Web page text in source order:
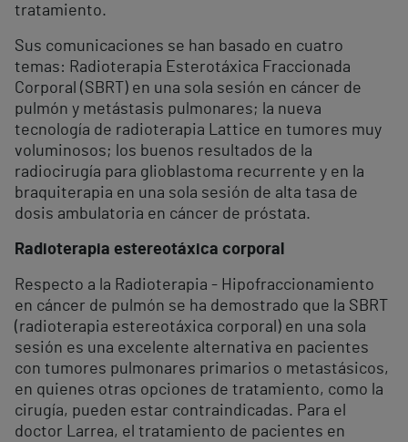
tratamiento.
Sus comunicaciones se han basado en cuatro
temas: Radioterapia Esterotáxica Fraccionada
Corporal (SBRT) en una sola sesión en cáncer de
pulmón y metástasis pulmonares; la nueva
tecnología de radioterapia Lattice en tumores muy
voluminosos; los buenos resultados de la
radiocirugía para glioblastoma recurrente y en la
braquiterapia en una sola sesión de alta tasa de
dosis ambulatoria en cáncer de próstata.
Radioterapia estereotáxica corporal
Respecto a la Radioterapia - Hipofraccionamiento
en cáncer de pulmón se ha demostrado que la SBRT
(radioterapia estereotáxica corporal) en una sola
sesión es una excelente alternativa en pacientes
con tumores pulmonares primarios o metastásicos,
en quienes otras opciones de tratamiento, como la
cirugía, pueden estar contraindicadas. Para el
doctor Larrea, el tratamiento de pacientes en